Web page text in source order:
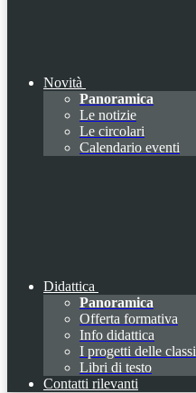
Novità
Panoramica
Le notizie
Le circolari
Calendario eventi
Didattica
Panoramica
Offerta formativa
Info didattica
I progetti delle classi
Libri di testo
Contatti rilevanti